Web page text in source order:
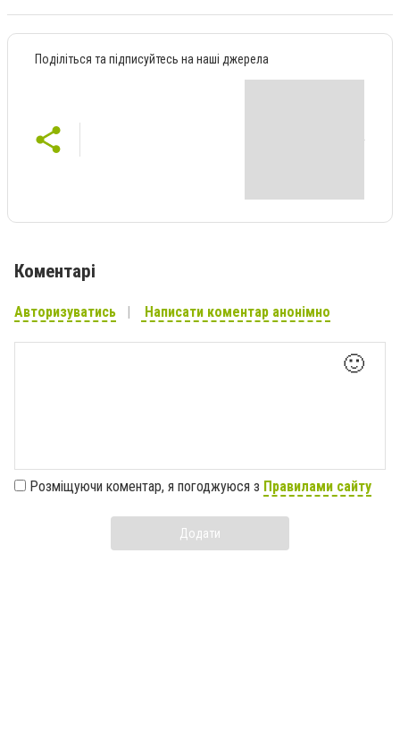
Поділіться та підписуйтесь на наші джерела
Коментарі
Авторизуватись Написати коментар анонімно
🙂
Розміщуючи коментар, я погоджуюся з Правилами сайту
Додати